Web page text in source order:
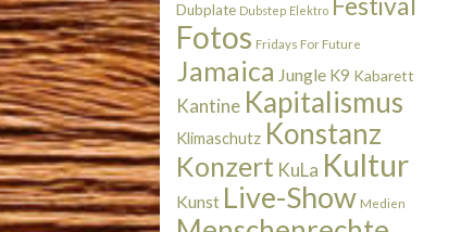
Dubplate Dubstep Elektro
Fotos Fridays For Future
Jamaica Jungle K9 Kabarett
Kantine Kapitalismus
Klimaschutz Konstanz
Konzert KuLa Kultur
Kunst Live-Show Medien